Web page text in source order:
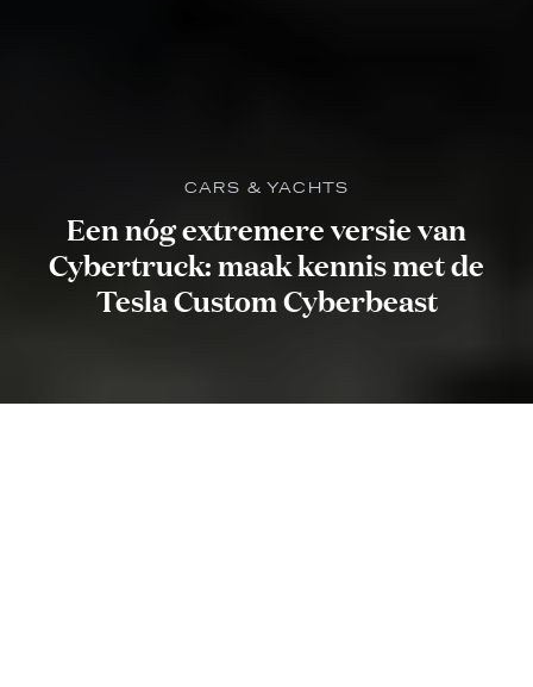
CARS & YACHTS
Een nóg extremere versie van
Cybertruck: maak kennis met de
Tesla Custom Cyberbeast